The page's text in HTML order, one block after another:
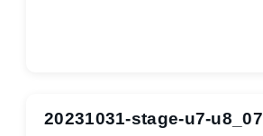
20231031-stage-u7-u8_07